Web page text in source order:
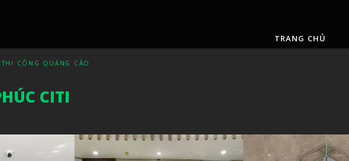
TRANG CHỦ
THI CÔNG QUẢNG CÁO
CITI